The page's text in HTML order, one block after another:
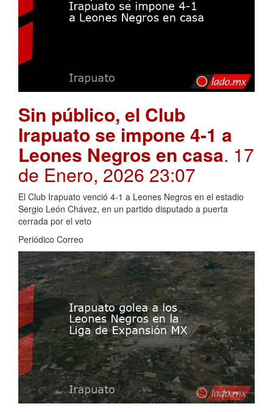
Sin público, el Club
Irapuato se impone 4-1 a
Leones Negros en casa. 17
de Enero, 2026 23:07
El Club Irapuato venció 4-1 a Leones Negros en el estadio
Sergio León Chávez, en un partido disputado a puerta
cerrada por el veto
Periódico Correo